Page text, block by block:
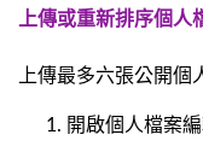
上傳或重新排序個人
上傳最多六張公開個
開啟個人檔案